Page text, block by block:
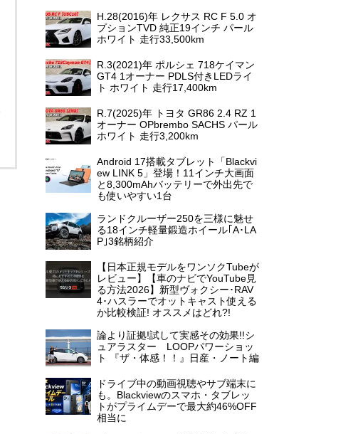
H.28(2016)年 レクサス RC F 5.0 オ
プションTVD 純正19インチ パール
ホワイト 走行33,500km
R.3(2021)年 ポルシェ 718ケイマン
GT4 1オーナー PDLS付きLEDライ
ト ホワイト 走行17,400km
R.7(2025)年 トヨタ GR86 2.4 RZ 1
オーナー OPbrembo SACHS パール
ホワイト 走行3,200km
Android 17搭載タブレット「Blackvi
ew LINK 5」登場！11インチ大画面
と8,300mAhバッテリーで外出先で
も使いやすい1台
ランドクルーザー250を三様に魅せ
る18インチ軽量鍛造ホイール｢A･LA
P｣3銘柄紹介
【日本正規モデルをワンソクTubeが
レビュー】【車のナビでYouTube見
る方法2026】新型ヴォクシー･RAV
4･ハスラーでオットキャスト使える
か比較検証! オススメはどれ?!
論より証拠!試して実感その効果!!シ
ュアラスター LOOPパワーショッ
ト 『ザ・体感！！』日産・ノート編
ドライブ中の動画視聴やサブ端末に
も。Blackviewのスマホ・タブレッ
トがプライムデーで最大約46%OFF
相当に